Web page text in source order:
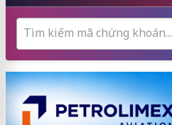
Tìm kiếm mã chứng khoán...